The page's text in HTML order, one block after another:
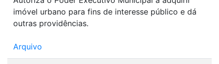
imóvel urbano para fins de interesse público e dá
outras providências.
Arquivo